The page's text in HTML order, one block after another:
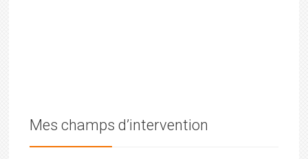
Mes champs d’intervention